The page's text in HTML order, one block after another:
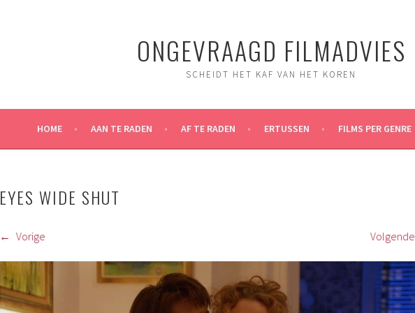
ONGEVRAAGD FILMADVIES
SCHEIDT HET KAF VAN HET KOREN
HOME AAN TE RADEN AF TE RADEN ERTUSSEN FILMS PER GENRE
EYES WIDE SHUT
Vorige Volgende